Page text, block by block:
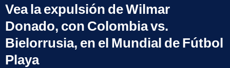
Vea la expulsión de Wilmar
Donado, con Colombia vs.
Bielorrusia, en el Mundial de Fútbol
Playa